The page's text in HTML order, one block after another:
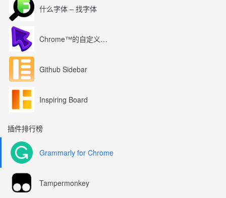
什么字体 – 找字体
Chrome™的自定义光标
Github Sidebar
Inspiring Board
插件排行榜
Grammarly for Chrome
Tampermonkey